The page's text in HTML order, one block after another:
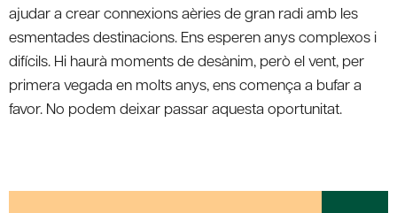
ajudar a crear connexions aèries de gran radi amb les
esmentades destinacions. Ens esperen anys complexos i
difícils. Hi haurà moments de desànim, però el vent, per
primera vegada en molts anys, ens comença a bufar a
favor. No podem deixar passar aquesta oportunitat.